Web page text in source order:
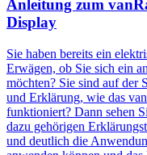
Anleitung zum
Display
Sie haben bereits ein
Erwägen, ob Sie sich ein
möchten? Sie sind auf der
und Erklärung, wie das
funktioniert? Dann sehen
dazu gehörigen
und deutlich die